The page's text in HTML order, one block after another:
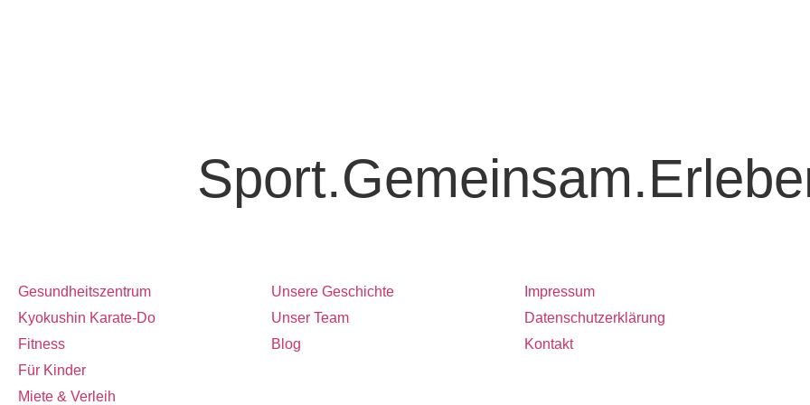
Gesundheitszentrum
Kyokushin Karate-Do
Fitness
Für Kinder
Miete & Verleih
Unsere Geschichte
Unser Team
Blog
Impressum
Datenschutzerklärung
Kontakt